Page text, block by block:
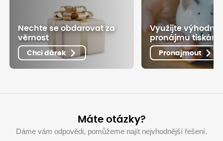
Nechte se obdarovat za
věrnost
Chci dárek
Využijte
pronájmu
Pronajmout
Máte otázky?
Dáme vám odpovědi, pomůžeme najít nejvhodnější řešení.